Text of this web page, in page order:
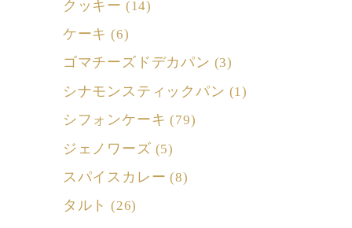
クッキー (14)
ケーキ (6)
ゴマチーズドデカパン (3)
シナモンスティックパン (1)
シフォンケーキ (79)
ジェノワーズ (5)
スパイスカレー (8)
タルト (26)